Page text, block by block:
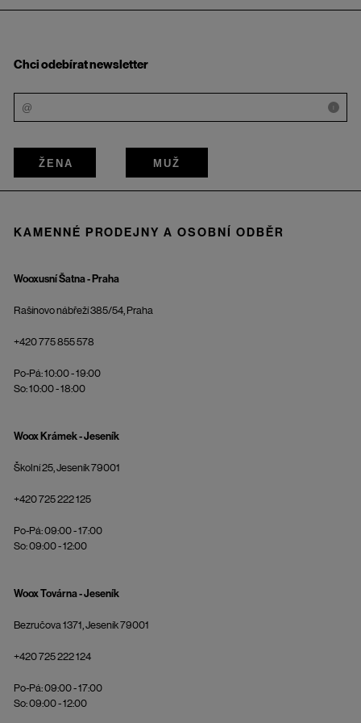
Chci odebírat newsletter
i
ŽENA MUŽ
KAMENNÉ PRODEJNY A OSOBNÍ ODBĚR
Wooxusní Šatna - Praha
Rašínovo nábřeží 385/54, Praha
+420 775 855 578
Po-Pá: 10:00 - 19:00
So: 10:00 - 18:00
Woox Krámek - Jeseník
Školní 25, Jeseník 79001
+420 725 222 125
Po-Pá: 09:00 - 17:00
So: 09:00 - 12:00
Woox Továrna - Jeseník
Bezručova 1371, Jeseník 79001
+420 725 222 124
Po-Pá: 09:00 - 17:00
So: 09:00 - 12:00